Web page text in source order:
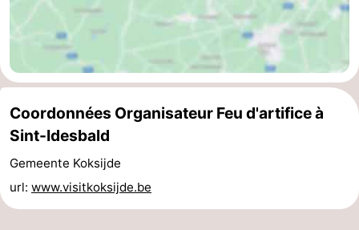
côte
-
Nature
Het
Zwin
-
Knokke-
Heist
-
Zeebrugge
Coordonnées Organisateur Feu d'artifice à
Sint-Idesbald
Gemeente Koksijde
url: www.visitkoksijde.be